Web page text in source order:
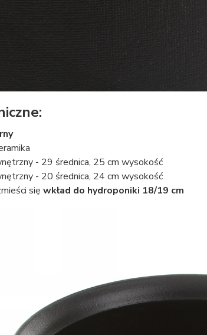
- 29 średnica, 25 cm wysokość
- 20 średnica, 24 cm wysokość
się wkład do hydroponiki 18/19 cm